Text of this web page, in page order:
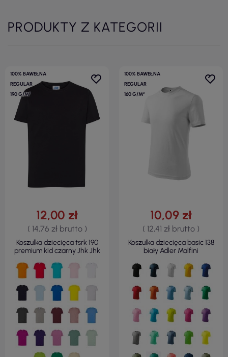
PRODUKTY Z KATEGORII
100% BAWEŁNA
REGULAR
190 G/M²
12,00 zł
( 14,76 zł brutto )
Koszulka dziecięca tsrk 190
premium kid czarny Jhk Jhk
100% BAWEŁNA
REGULAR
160 G/M²
10,09 zł
( 12,41 zł brutto )
Koszulka dziecięca basic 138
biały Adler Malfini